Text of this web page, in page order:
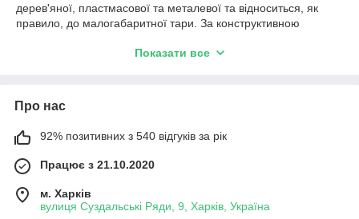
дерев'яної, пластмасової та металевої та відноситься, як
правило, до малогабаритної тари. За конструктивною
жорсткої та нерозбірної тари. Щодо обороту може бути як
Показати все
Про нас
92% позитивних з 540 відгуків за рік
Працює з 21.10.2020
м. Харків
вулиця Суздальські Ряди, 9, Харків, Україна